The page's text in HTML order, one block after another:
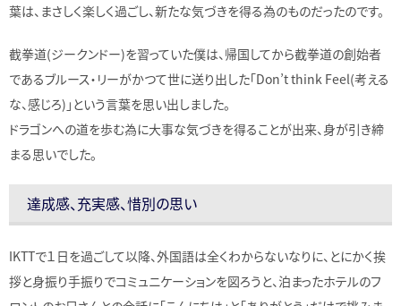
葉は、まさしく楽しく過ごし、新たな気づきを得る為のものだったのです。
截拳道(ジークンドー)を習っていた僕は、帰国してから截拳道の創始者
であるブルース・リーがかつて世に送り出した「Don’t think Feel(考える
な、感じろ)」という言葉を思い出しました。
ドラゴンへの道を歩む為に大事な気づきを得ることが出来、身が引き締
まる思いでした。
達成感、充実感、惜別の思い
IKTTで１日を過ごして以降、外国語は全くわからないなりに、とにかく挨
拶と身振り手振りでコミュニケーションを図ろうと、泊まったホテルのフ